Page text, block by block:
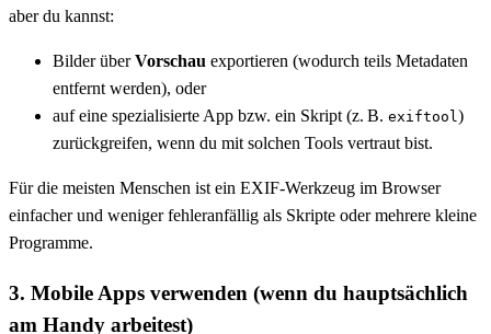
aber du kannst:
Bilder überVorschau exportieren (wodurch teils Metadaten
entfernt werden), oder
auf eine spezialisierte App bzw. ein Skript (z. B. exiftool)
zurückgreifen, wenn du mit solchen Tools vertraut bist.
Für die meisten Menschen ist ein EXIF-Werkzeug im Browser
einfacher und weniger fehleranfällig als Skripte oder mehrere kleine
Programme.
3. Mobile Apps verwenden (wenn du hauptsächlich
am Handy arbeitest)